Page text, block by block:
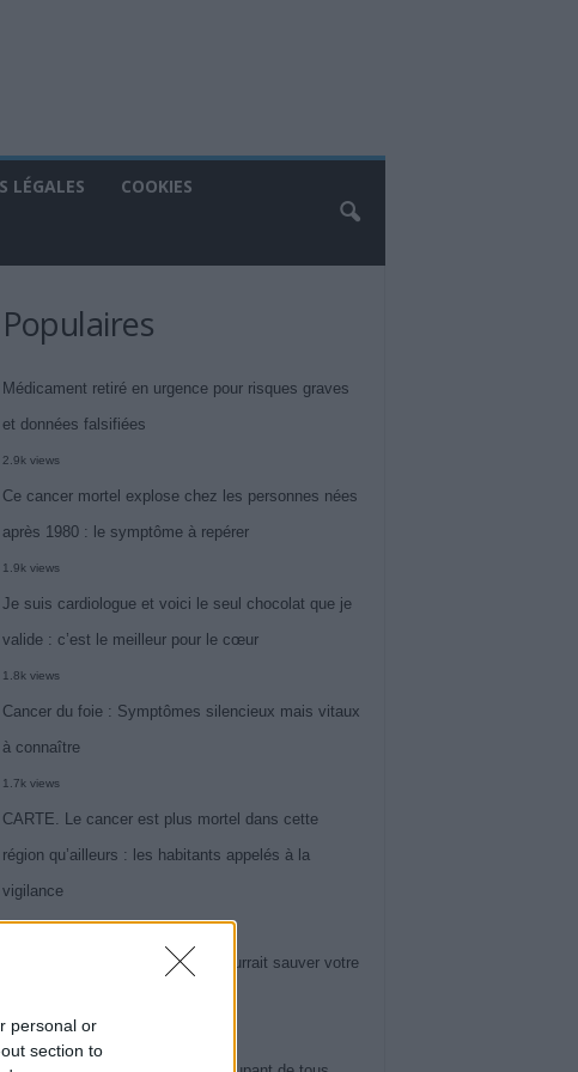
personal or
section to
LÉGALES COOKIES
Populaires
Médicament retiré en urgence pour risques graves
et données falsifiées
2.9k views
Ce cancer mortel explose chez les personnes nées
après 1980 : le symptôme à repérer
1.9k views
Je suis cardiologue et voici le seul chocolat que je
valide : c’est le meilleur pour le cœur
1.8k views
Cancer du foie : Symptômes silencieux mais vitaux
à connaître
1.7k views
CARTE. Le cancer est plus mortel dans cette
région qu’ailleurs : les habitants appelés à la
vigilance
1.5k views
Alcool : un signe inattendu qui pourrait sauver votre
1.4k views